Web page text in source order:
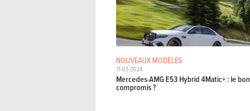
NOUVEAUX MODÈLES
11-03-2024
Mercedes-AMG E53 Hybrid 4Matic+ : le bon
compromis ?